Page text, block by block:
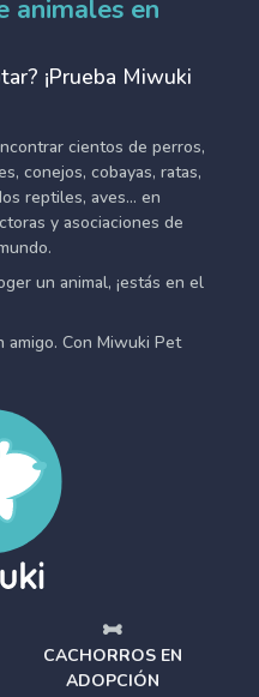
animales en
¡Prueba Miwuki
cientos de perros,
conejos, cobayas, ratas,
reptiles, aves... en
y asociaciones de
un animal, ¡estás en el
amigo. Con Miwuki Pet
CACHORROS EN
ADOPCIÓN